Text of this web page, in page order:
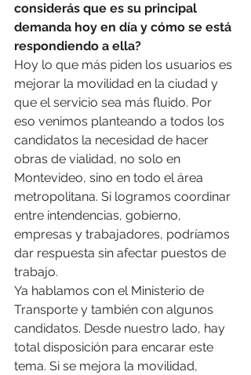
considerás que es su principal
demanda hoy en día y cómo se está
respondiendo a ella?
Hoy lo que más piden los usuarios es
mejorar la movilidad en la ciudad y
que el servicio sea más fluido. Por
eso venimos planteando a todos los
candidatos la necesidad de hacer
obras de vialidad, no solo en
Montevideo, sino en todo el área
metropolitana. Si logramos coordinar
entre intendencias, gobierno,
empresas y trabajadores, podríamos
dar respuesta sin afectar puestos de
trabajo.
Ya hablamos con el Ministerio de
Transporte y también con algunos
candidatos. Desde nuestro lado, hay
total disposición para encarar este
tema. Si se mejora la movilidad,